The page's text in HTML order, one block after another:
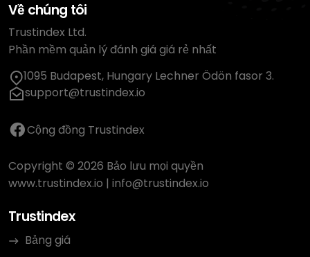
Về chúng tôi
Trustindex Ltd.
Phần mềm quản lý đánh giá giá rẻ nhất
1095 Budapest, Hungary Lechner Ödön fasor 3.
support@trustindex.io
Cộng đồng Trustindex
Copyright © 2026 Bảo lưu mọi quyền
www.trustindex.io | info@trustindex.io
Trustindex
Bảng giá